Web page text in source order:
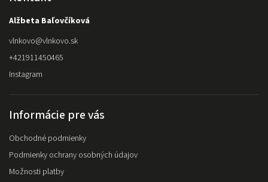
Alžbeta Baľovčíková
vlnkovo@vlnkovo.sk
+421911450465
Instagram
Informácie pre vás
Obchodné podmienky
Podmienky ochrany osobných údajov
Možnosti platby